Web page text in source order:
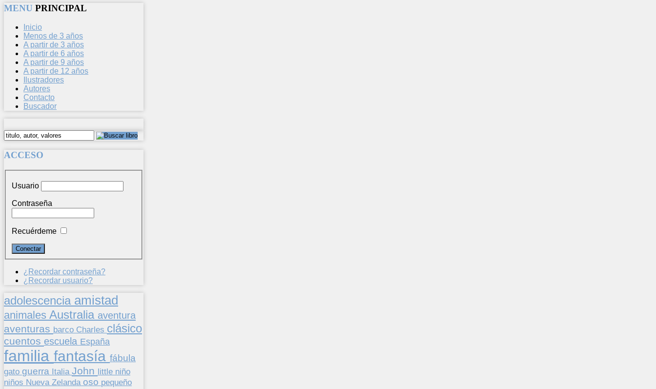
MENU PRINCIPAL
Inicio
Menos de 3 años
A partir de 3 años
A partir de 6 años
A partir de 9 años
A partir de 12 años
Ilustradores
Autores
Contacto
Buscador
ACCESO
Usuario
Contraseña
Recuérdeme
¿Recordar contraseña?
¿Recordar usuario?
adolescencia amistad
animales Australia aventura
aventuras barco Charles clásico
cuentos escuela España
familia fantasía fábula
gato guerra Italia John little niño
niños Nueva Zelanda oso pequeño